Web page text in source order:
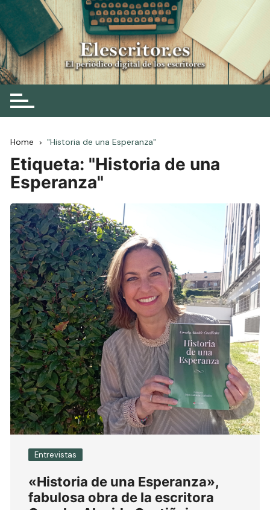
Skip
to
content
Elescritor.es
El periódico digital de los escritores
Home "Historia de una Esperanza"
Etiqueta: "Historia de una
Esperanza"
Entrevistas
«Historia de una Esperanza»,
fabulosa obra de la escritora